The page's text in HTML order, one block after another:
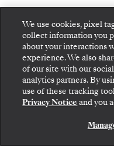
Navire-
LeSilver Ray
dimension du
l’exceptionnel.
humaine rencontre
Montez à bord :
les tarifs et les
confirmer votre
sécurité.
We use cookies, pixel
collect information you
about your interactions
experience. We also
of our site with our
analytics partners. By
use of these tracking
Privacy Notice and you